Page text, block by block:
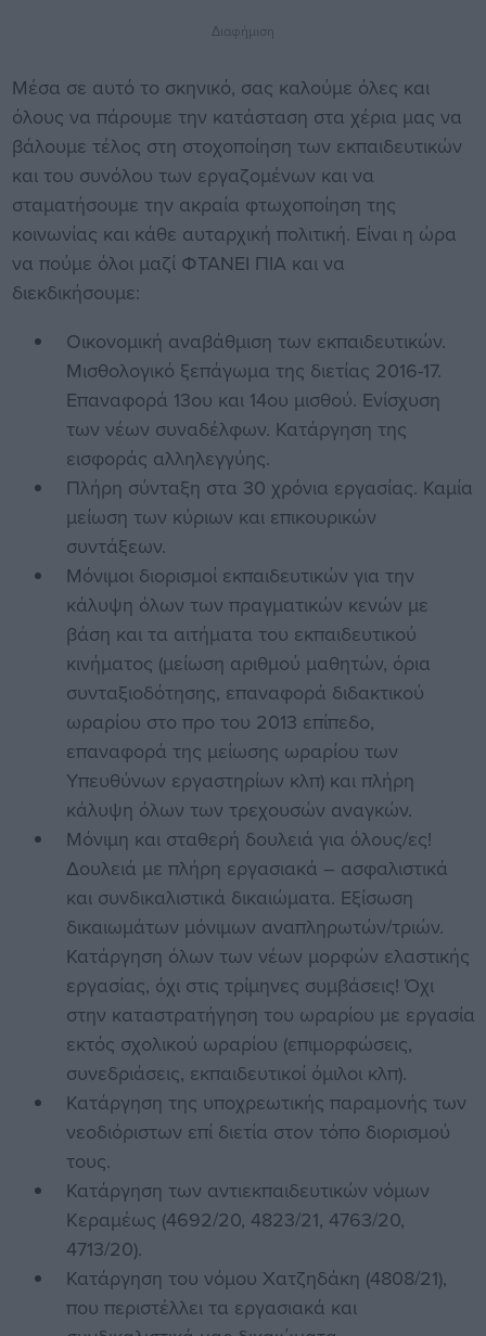
Διαφήμιση
Μέσα σε αυτό το σκηνικό, σας καλούμε όλες και
όλους να πάρουμε την κατάσταση στα χέρια μας να
βάλουμε τέλος στη στοχοποίηση των εκπαιδευτικών
και του συνόλου των εργαζομένων και να
σταματήσουμε την ακραία φτωχοποίηση της
κοινωνίας και κάθε αυταρχική πολιτική. Είναι η ώρα
να πούμε όλοι μαζί ΦΤΑΝΕΙ ΠΙΑ και να
διεκδικήσουμε:
Οικονομική αναβάθμιση των εκπαιδευτικών.
Μισθολογικό ξεπάγωμα της διετίας 2016-17.
Επαναφορά 13ου και 14ου μισθού. Ενίσχυση
των νέων συναδέλφων. Κατάργηση της
εισφοράς αλληλεγγύης.
Πλήρη σύνταξη στα 30 χρόνια εργασίας. Καμία
μείωση των κύριων και επικουρικών
συντάξεων.
Μόνιμοι διορισμοί εκπαιδευτικών για την
κάλυψη όλων των πραγματικών κενών με
βάση και τα αιτήματα του εκπαιδευτικού
κινήματος (μείωση αριθμού μαθητών, όρια
συνταξιοδότησης, επαναφορά διδακτικού
ωραρίου στο προ του 2013 επίπεδο,
επαναφορά της μείωσης ωραρίου των
Υπευθύνων εργαστηρίων κλπ) και πλήρη
κάλυψη όλων των τρεχουσών αναγκών.
Μόνιμη και σταθερή δουλειά για όλους/ες!
Δουλειά με πλήρη εργασιακά – ασφαλιστικά
και συνδικαλιστικά δικαιώματα. Εξίσωση
δικαιωμάτων μόνιμων αναπληρωτών/τριών.
Κατάργηση όλων των νέων μορφών ελαστικής
εργασίας, όχι στις τρίμηνες συμβάσεις! Όχι
στην καταστρατήγηση του ωραρίου με εργασία
εκτός σχολικού ωραρίου (επιμορφώσεις,
συνεδριάσεις, εκπαιδευτικοί όμιλοι κλπ).
Κατάργηση της υποχρεωτικής παραμονής των
νεοδιόριστων επί διετία στον τόπο διορισμού
τους.
Κατάργηση των αντιεκπαιδευτικών νόμων
Κεραμέως (4692/20, 4823/21, 4763/20,
4713/20).
Κατάργηση του νόμου Χατζηδάκη (4808/21),
που περιστέλλει τα εργασιακά και